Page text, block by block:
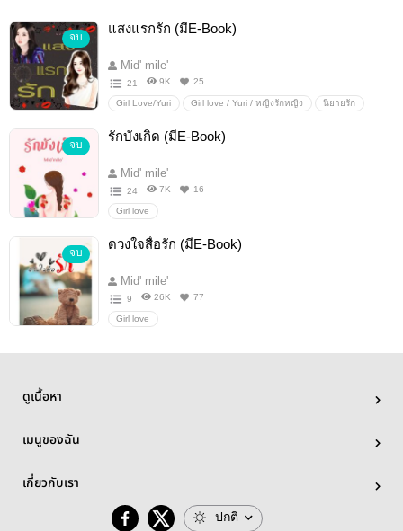
จบ
แสงแรกรัก (มีE-Book)
Mid' mile'
21 9K 25
Girl Love/Yuri Girl love / Yuri / หญิงรักหญิง นิยายรัก
จบ
รักบังเกิด (มีE-Book)
Mid' mile'
24 7K 16
Girl love
จบ
ดวงใจสื่อรัก (มีE-Book)
Mid' mile'
9 26K 77
Girl love
ดูเนื้อหา
เมนูของฉัน
เกี่ยวกับเรา
ปกติ